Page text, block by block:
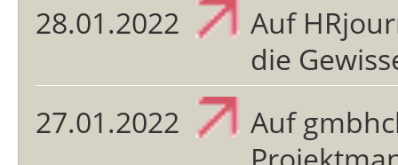
28.01.2022
Auf
die
27.01.2022
Auf